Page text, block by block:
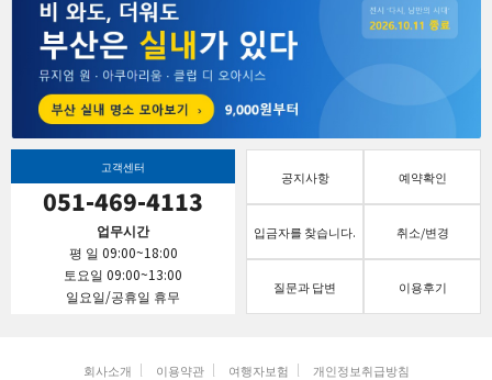
고객센터
051-469-4113
업무시간
평 일 09:00~18:00
토요일 09:00~13:00
일요일/공휴일 휴무
공지사항 예약확인
입금자를 찾습니다. 취소/변경
질문과 답변 이용후기
회사소개 이용약관 여행자보험 개인정보취급방침